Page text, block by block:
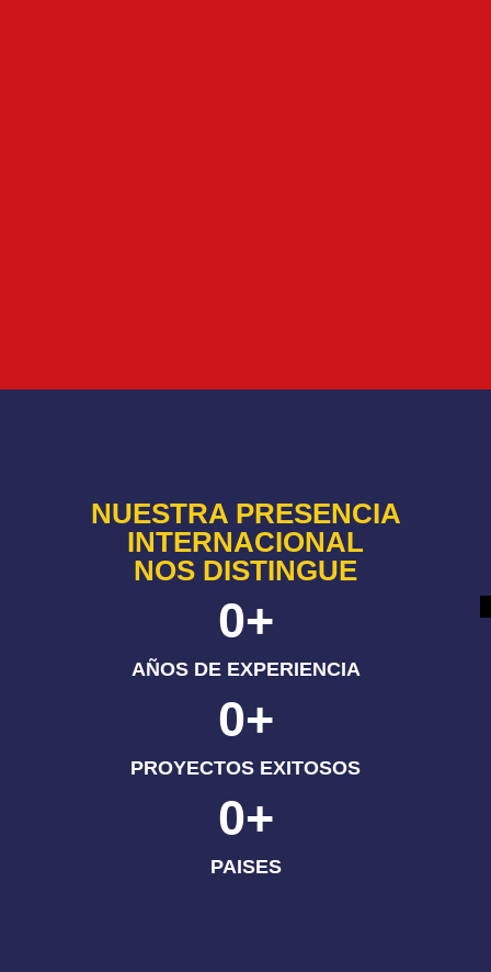
NUESTRA PRESENCIA
INTERNACIONAL
NOS DISTINGUE
AÑOS DE EXPERIENCIA
0+
PROYECTOS EXITOSOS
0+
PAISES
0+